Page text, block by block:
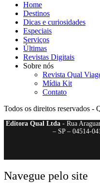
Home
Destinos
Dicas e curiosidades
Especiais
Serviços
Últimas
Revistas Digitais
Sobre nós
Revista Qual
Mídia Kit
Contato
Todos os direitos reservados -
Editora Qual Ltda- Rua
– SP – 04514-
Navegue pelo site